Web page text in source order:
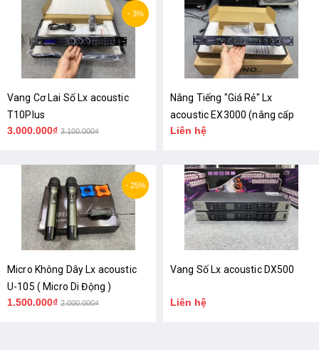
- 3%
Vang Cơ Lai Số Lx acoustic
T10Plus
3.000.000₫ 3.100.000₫
Nâng Tiếng "Giá Rẻ" Lx
acoustic EX3000 (nâng cấp
Amply)
Liên hệ
- 25%
Micro Không Dây Lx acoustic
U-105 ( Micro Di Động )
1.500.000₫ 2.000.000₫
Vang Số Lx acoustic DX500
Liên hệ